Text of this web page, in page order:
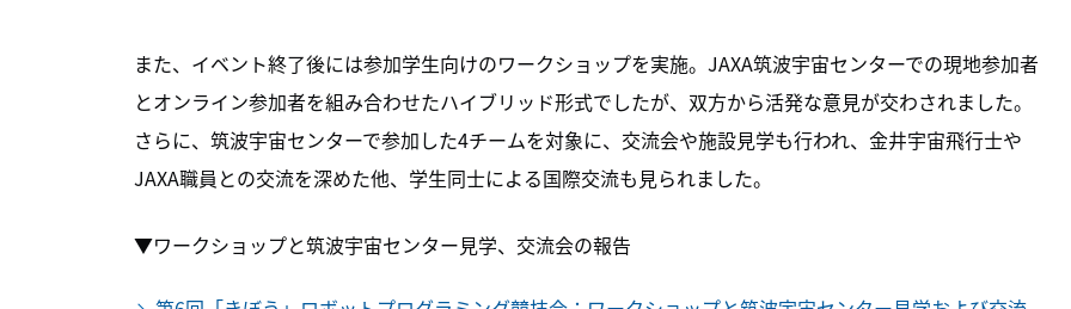
また、イベント終了後には参加学生向けのワークショップを実施。JAXA筑波宇宙センターでの現地参加者
とオンライン参加者を組み合わせたハイブリッド形式でしたが、双方から活発な意見が交わされました。
さらに、筑波宇宙センターで参加した4チームを対象に、交流会や施設見学も行われ、金井宇宙飛行士や
JAXA職員との交流を深めた他、学生同士による国際交流も見られました。
▼ワークショップと筑波宇宙センター見学、交流会の報告